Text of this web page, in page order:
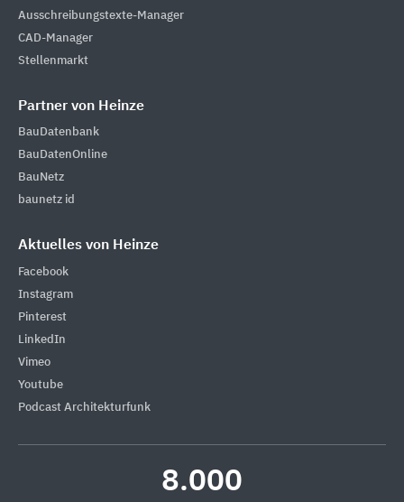
Ausschreibungstexte-Manager
CAD-Manager
Stellenmarkt
Partner von Heinze
BauDatenbank
BauDatenOnline
BauNetz
baunetz id
Aktuelles von Heinze
Facebook
Instagram
Pinterest
LinkedIn
Vimeo
Youtube
Podcast Architekturfunk
8.000